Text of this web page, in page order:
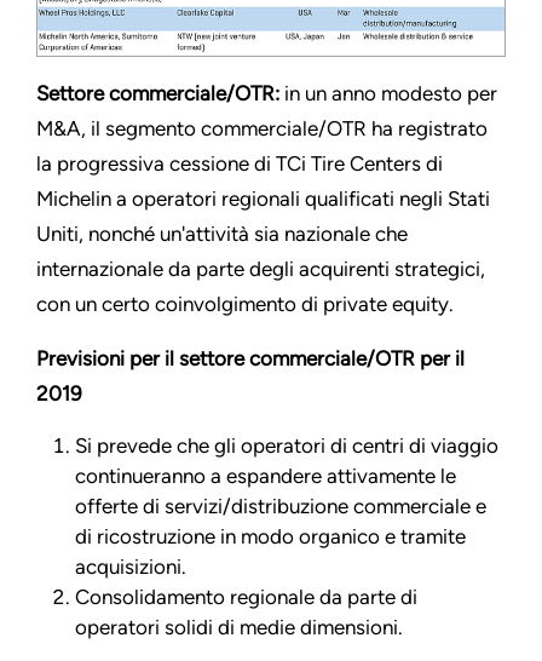
Settore commerciale/OTR: in un anno modesto per
M&A, il segmento commerciale/OTR ha registrato
la progressiva cessione di TCi Tire Centers di
Michelin a operatori regionali qualificati negli Stati
Uniti, nonché un'attività sia nazionale che
internazionale da parte degli acquirenti strategici,
con un certo coinvolgimento di private equity.
Previsioni per il settore commerciale/OTR per il
2019
Si prevede che gli operatori di centri di viaggio
continueranno a espandere attivamente le
offerte di servizi/distribuzione commerciale e
di ricostruzione in modo organico e tramite
acquisizioni.
Consolidamento regionale da parte di
operatori solidi di medie dimensioni.